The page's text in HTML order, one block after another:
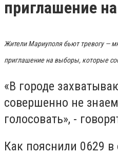
приглашение
Жители Мариуполя бьют тревогу —
приглашение на выборы, которые
«В городе
совершенно не
голосовать», -
Как пояснили 0629